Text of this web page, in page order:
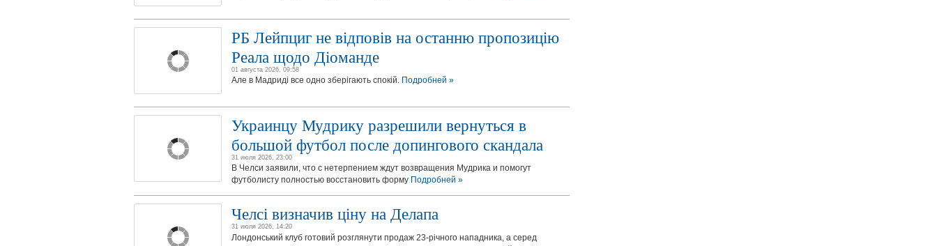
РБ Лейпциг не відповів на останню пропозицію
Реала щодо Діоманде
01 августа 2026, 09:58
Але в Мадриді все одно зберігають спокій. Подробней »
Украинцу Мудрику разрешили вернуться в
большой футбол после допингового скандала
31 июля 2026, 23:00
В Челси заявили, что с нетерпением ждут возвращения Мудрика и помогут
футболисту полностью восстановить форму Подробней »
Челсі визначив ціну на Делапа
31 июля 2026, 14:20
Лондонський клуб готовий розглянути продаж 23-річного нападника, а серед